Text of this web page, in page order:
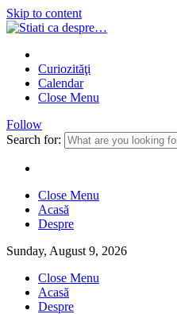
Skip to content
Curiozităţi
Calendar
Close Menu
Follow
Search for:
Close Menu
Acasă
Despre
Sunday, August 9, 2026
Close Menu
Acasă
Despre